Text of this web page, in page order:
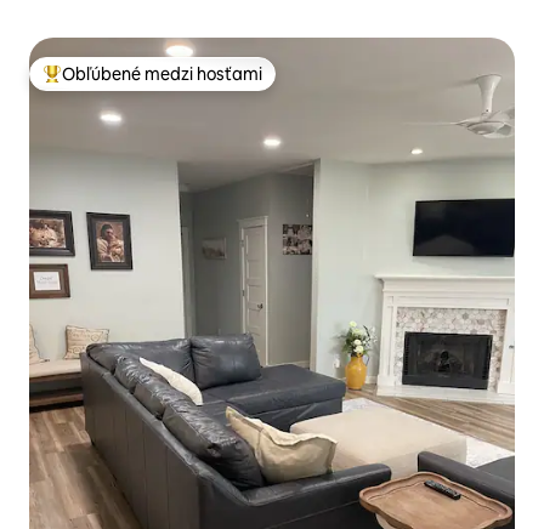
Najobľúbenejšie medzi hosťami
Obľúbené medzi hosťami